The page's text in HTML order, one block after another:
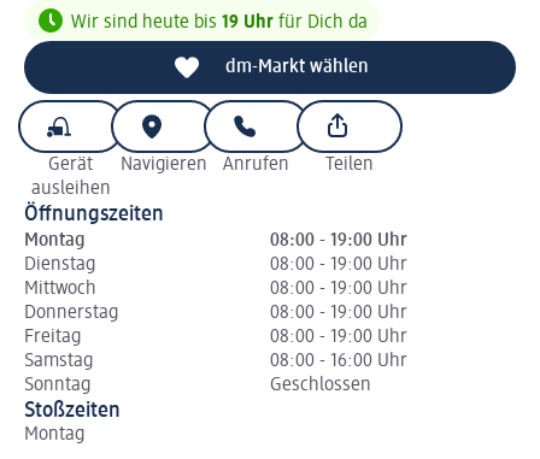
Wir sind heute bis 19 Uhr für Dich da
dm-Markt wählen
Gerät
ausleihen
Navigieren Anrufen Teilen
Öffnungszeiten
Montag
08:00 - 19:00 Uhr
Dienstag
08:00 - 19:00 Uhr
Mittwoch
08:00 - 19:00 Uhr
Donnerstag
08:00 - 19:00 Uhr
Freitag
08:00 - 19:00 Uhr
Samstag
08:00 - 16:00 Uhr
Sonntag
Geschlossen
Stoßzeiten
Montag